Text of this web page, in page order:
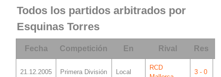
Todos los partidos arbitrados por
Esquinas Torres
Fecha Competición En Rival Res
21.12.2005 Primera División Local
RCD
3 - 0